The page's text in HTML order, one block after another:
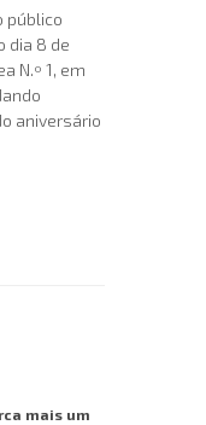
público
dia 8 de
N.º 1, em
aniversário
mais um